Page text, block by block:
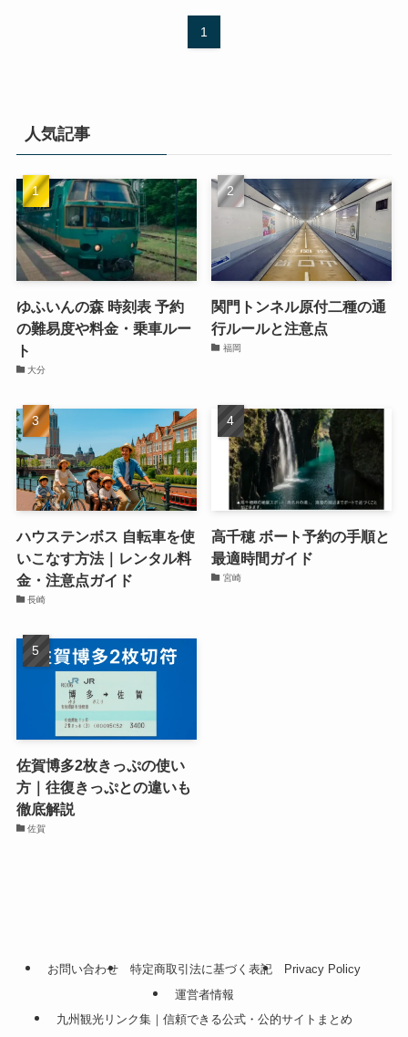
1
人気記事
ゆふいんの森 時刻表 予約
の難易度や料金・乗車ルー
ト
大分
関門トンネル原付二種の通
行ルールと注意点
福岡
ハウステンボス 自転車を使
いこなす方法｜レンタル料
金・注意点ガイド
長崎
高千穂 ボート予約の手順と
最適時間ガイド
宮崎
佐賀博多2枚きっぷの使い
方｜往復きっぷとの違いも
徹底解説
佐賀
お問い合わせ 特定商取引法に基づく表記
Privacy Policy
運営者情報
九州観光リンク集｜信頼できる公式・公的サイトまとめ